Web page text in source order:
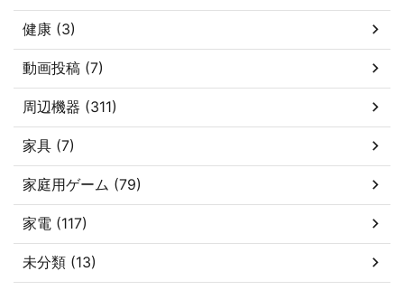
健康 (3)
動画投稿 (7)
周辺機器 (311)
家具 (7)
家庭用ゲーム (79)
家電 (117)
未分類 (13)